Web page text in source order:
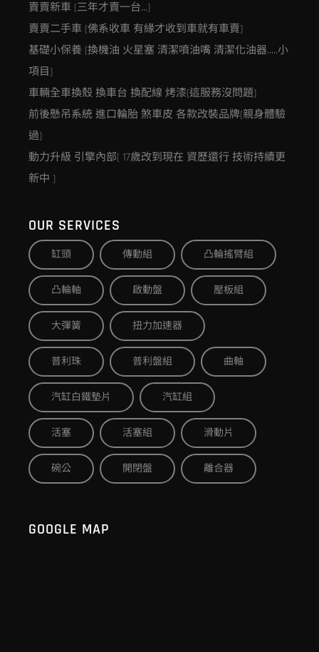
賣賣新車 (三年才賣一台…)
賣賣二手車 (佛系收車 有緣才收到車就有車賣)
基礎小保養 (換機油 火星塞 清潔噴油嘴 清潔化油器…..小
項目)
車輛全車換殼 換車台 換配線 烤漆(這服務沒問題)
前後懸吊系統 進口輪胎 煞車皮 各款改裝品牌(親身體驗
過)
動力升級 引擎內部( 17歲改到現在 資歷還行 技術持續更
新中 )
OUR SERVICES
缸頭 傳動組 凸輪搖臂組
凸輪軸 啟動盤 壓板組
大彈簧 扭力加速器
普利珠 普利盤組 曲軸
汽缸白鐵墊片 汽缸組
活塞 活塞組 滑動片
碗公 開閉盤 離合器
GOOGLE MAP